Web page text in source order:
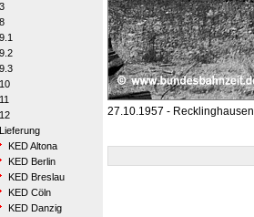
Lieferung
KED Altona
KED Berlin
KED Breslau
KED Cöln
KED Danzig
27.10.1957 - Recklinghausen